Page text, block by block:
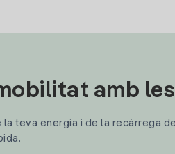
amb
teva energia i de la recàrrega